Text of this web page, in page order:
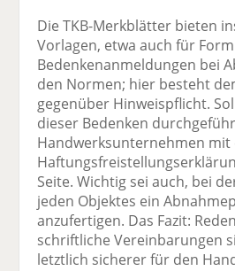
Die TKB-Merkblätter bieten
Vorlagen, etwa auch für
Bedenkenanmeldungen bei
den Normen; hier besteht
gegenüber Hinweispflicht.
dieser Bedenken
Handwerksunternehmen mit
Seite. Wichtig sei auch, bei
jeden Objektes ein
anzufertigen. Das Fazit:
schriftliche Vereinbarungen
letztlich sicherer für den